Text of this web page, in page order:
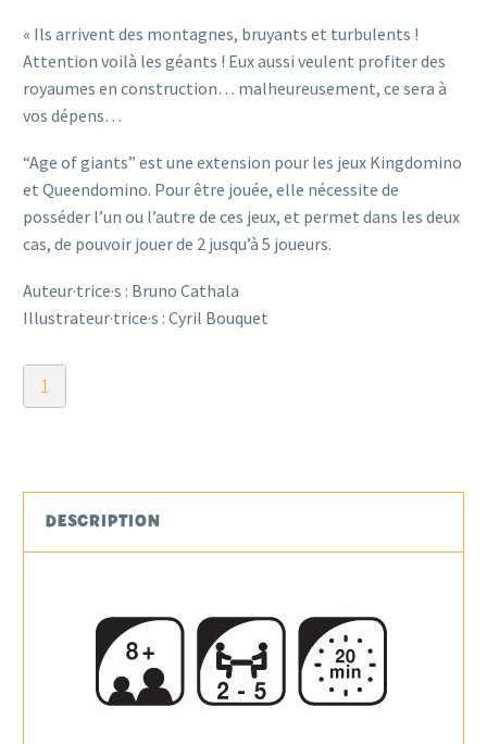
« Ils arrivent des montagnes, bruyants et turbulents !
Attention voilà les géants ! Eux aussi veulent profiter des
royaumes en construction… malheureusement, ce sera à
vos dépens…
“Age of giants” est une extension pour les jeux Kingdomino
et Queendomino. Pour être jouée, elle nécessite de
posséder l’un ou l’autre de ces jeux, et permet dans les deux
cas, de pouvoir jouer de 2 jusqu’à 5 joueurs.
Auteur·trice·s : Bruno Cathala
Illustrateur·trice·s : Cyril Bouquet
quantité
de
Giants
DESCRIPTION